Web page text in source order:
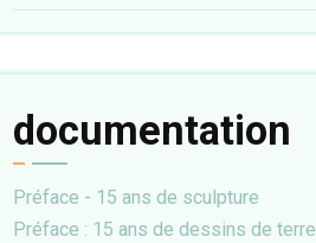
documentation
Préface - 15 ans de sculpture
Préface : 15 ans de dessins de terre